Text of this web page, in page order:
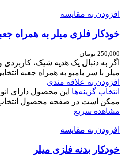
افزودن به مقایسه
خودکار فلزی میلر به همراه
250,000 تومان
اگر به دنبال یک هدیه شیک،
میلر با سر بامبو به همراه جعبه
افزودن به علاقه مندی
انتخاب گزینه‌ها این محصول دارای
ممکن است در صفحه محصول
مشاهده سریع
افزودن به مقایسه
خودکار بدنه فلزی میلر